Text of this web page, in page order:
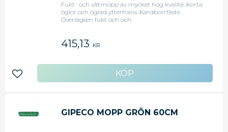
Fukt- och våtmopp av mycket hög kvalité. Korta
öglor och öglad ytterfrans. Kardborrfäste.
Överlägsen fukt och och
tvättar.
415,13 KR
Lägg till i favoriter
GIPECO MOPP GRÖN 60CM